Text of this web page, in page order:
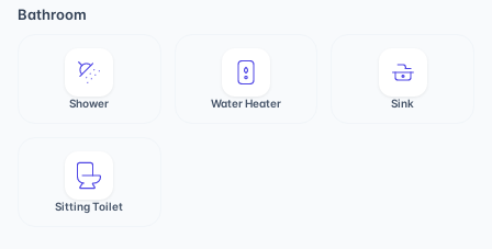
Bathroom
Shower Water Heater Sink
Sitting Toilet